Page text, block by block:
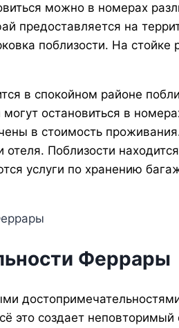
можно в номерах
предоставляется на
поблизости. На стойке
в спокойном районе
остановиться в
в стоимость
отеля. Поблизости
услуги по хранению
Феррары
это создает неповторимый